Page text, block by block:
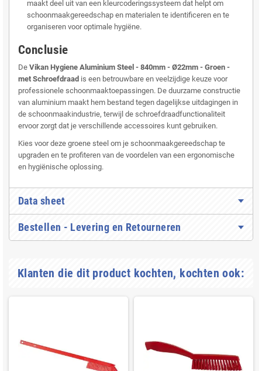
maakt deel uit van een kleurcoderingssysteem dat helpt om
schoonmaakgereedschap en materialen te identificeren en te
organiseren voor optimale hygiëne.
Conclusie
De Vikan Hygiene Aluminium Steel - 840mm - Ø22mm - Groen -
met Schroefdraad is een betrouwbare en veelzijdige keuze voor
professionele schoonmaaktoepassingen. De duurzame constructie
van aluminium maakt hem bestand tegen dagelijkse uitdagingen in
de schoonmaakindustrie, terwijl de schroefdraadfunctionaliteit
ervoor zorgt dat je verschillende accessoires kunt gebruiken.
Kies voor deze groene steel om je schoonmaakgereedschap te
upgraden en te profiteren van de voordelen van een ergonomische
en hygiënische oplossing.
Data sheet
Bestellen - Levering en Retourneren
Klanten die dit product kochten, kochten ook: